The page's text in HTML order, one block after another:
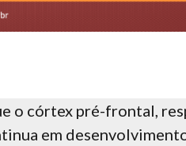
o córtex pré-frontal,
em